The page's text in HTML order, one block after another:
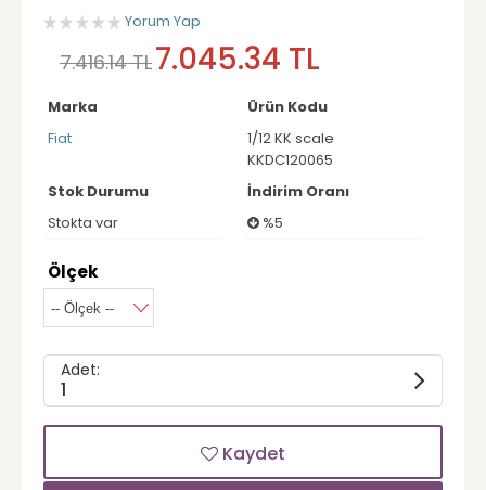
Yorum Yap
7.416.14 TL7.045.34 TL
Marka
Fiat
Ürün Kodu
1/12 KK scale
KKDC120065
Stok Durumu
Stokta var
İndirim Oranı
%5
Ölçek
Adet:
1
Kaydet